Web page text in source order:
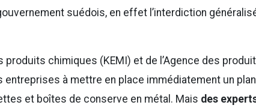
suédois, en effet l’interdiction
produits chimiques (KEMI) et de l’Agence des
à mettre en place immédiatement un plan
et boîtes de conserve en métal. Mais des